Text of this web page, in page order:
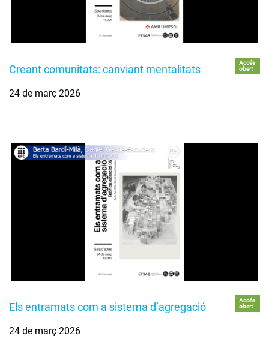
Creant comunitats: canviant mentalitats
Accés
obert
24 de març 2026
Els entramats com a sistema d’agregació
Accés
obert
24 de març 2026